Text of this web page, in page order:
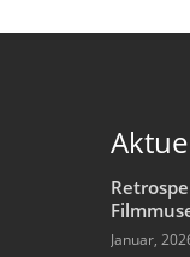
Januar,